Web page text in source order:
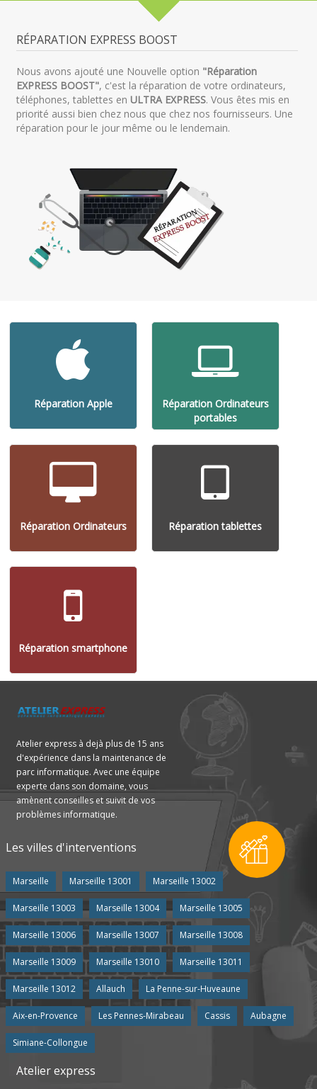
RÉPARATION EXPRESS BOOST
Nous avons ajouté une Nouvelle option "Réparation
EXPRESS BOOST", c'est la réparation de votre ordinateurs,
téléphones, tablettes en ULTRA EXPRESS. Vous êtes mis en
priorité aussi bien chez nous que chez nos fournisseurs. Une
réparation pour le jour même ou le lendemain.
Réparation Apple
Réparation Ordinateurs
portables
Réparation Ordinateurs Réparation tablettes
Réparation smartphone
Atelier express à dejà plus de 15 ans
d'expérience dans la maintenance de
parc informatique. Avec une équipe
experte dans son domaine, vous
amènent conseilles et suivit de vos
problèmes informatique.
Les villes d'interventions
Marseille Marseille 13001 Marseille 13002
Marseille 13003 Marseille 13004 Marseille 13005
Marseille 13006 Marseille 13007 Marseille 13008
Marseille 13009 Marseille 13010 Marseille 13011
Marseille 13012 Allauch La Penne-sur-Huveaune
Aix-en-Provence Les Pennes-Mirabeau Cassis Aubagne
Simiane-Collongue
Atelier express